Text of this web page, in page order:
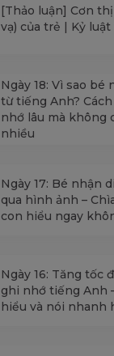
[Thảo luận] Cơn
vạ) của trẻ | Kỷ
Ngày 18: Vì sao bé
từ tiếng Anh?
nhớ lâu mà không
nhiều
Ngày 17: Bé nhận
qua hình ảnh –
con hiểu ngay
Ngày 16: Tăng tốc
ghi nhớ tiếng Anh
hiểu và nói nhanh